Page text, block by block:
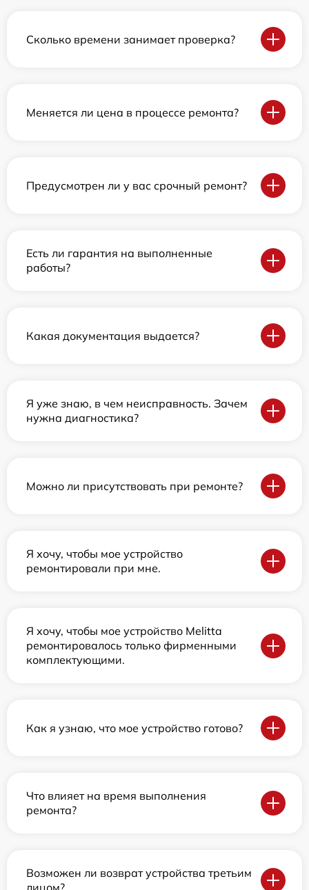
Сколько времени занимает проверка?
Меняется ли цена в процессе ремонта?
Предусмотрен ли у вас срочный ремонт?
Есть ли гарантия на выполненные
работы?
Какая документация выдается?
Я уже знаю, в чем неисправность. Зачем
нужна диагностика?
Можно ли присутствовать при ремонте?
Я хочу, чтобы мое устройство
ремонтировали при мне.
Я хочу, чтобы мое устройство Melitta
ремонтировалось только фирменными
комплектующими.
Как я узнаю, что мое устройство готово?
Что влияет на время выполнения
ремонта?
Возможен ли возврат устройства третьим
лицом?